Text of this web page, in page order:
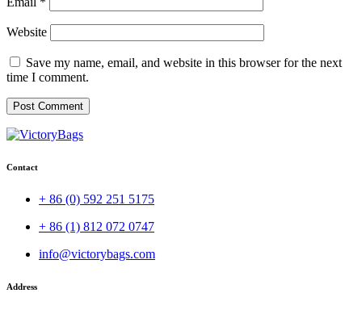
Website
Save my name, email, and website in this browser for the next
time I comment.
Contact
+ 86 (0) 592 251 5175
+ 86 (1) 812 072 0747
info@victorybags.com
Address